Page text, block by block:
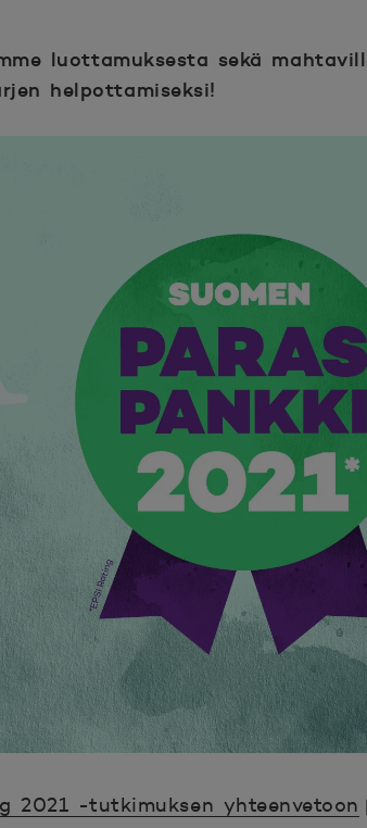
luottamuksesta sekä
helpottamiseksi!
2021 -tutkimuksen yhteenvetoon